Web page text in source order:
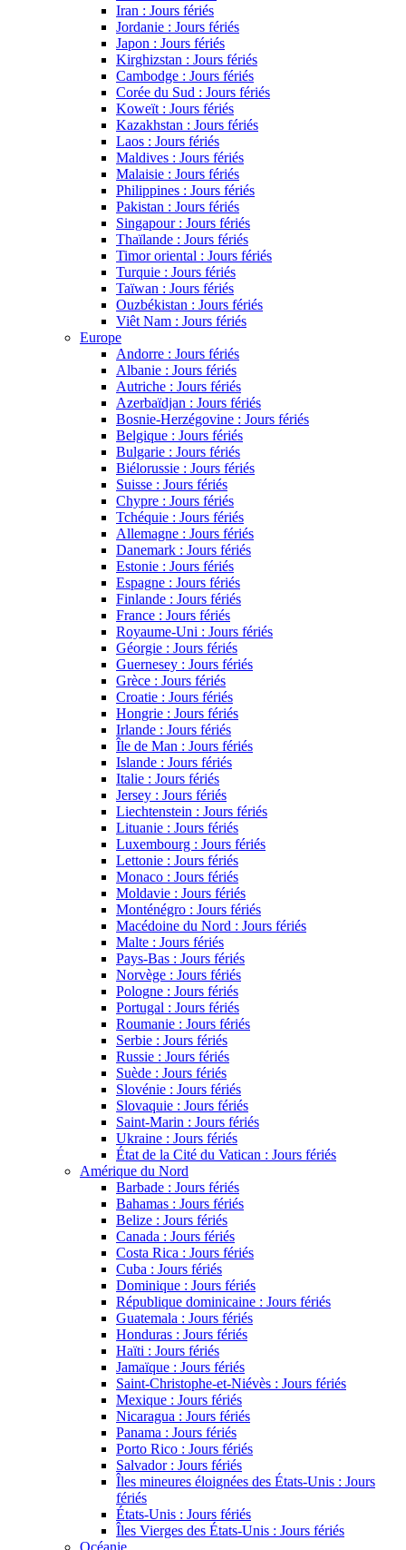
Iran : Jours fériés
Jordanie : Jours fériés
Japon : Jours fériés
Kirghizstan : Jours fériés
Cambodge : Jours fériés
Corée du Sud : Jours fériés
Koweït : Jours fériés
Kazakhstan : Jours fériés
Laos : Jours fériés
Maldives : Jours fériés
Malaisie : Jours fériés
Philippines : Jours fériés
Pakistan : Jours fériés
Singapour : Jours fériés
Thaïlande : Jours fériés
Timor oriental : Jours fériés
Turquie : Jours fériés
Taïwan : Jours fériés
Ouzbékistan : Jours fériés
Viêt Nam : Jours fériés
Europe
Andorre : Jours fériés
Albanie : Jours fériés
Autriche : Jours fériés
Azerbaïdjan : Jours fériés
Bosnie-Herzégovine : Jours fériés
Belgique : Jours fériés
Bulgarie : Jours fériés
Biélorussie : Jours fériés
Suisse : Jours fériés
Chypre : Jours fériés
Tchéquie : Jours fériés
Allemagne : Jours fériés
Danemark : Jours fériés
Estonie : Jours fériés
Espagne : Jours fériés
Finlande : Jours fériés
France : Jours fériés
Royaume-Uni : Jours fériés
Géorgie : Jours fériés
Guernesey : Jours fériés
Grèce : Jours fériés
Croatie : Jours fériés
Hongrie : Jours fériés
Irlande : Jours fériés
Île de Man : Jours fériés
Islande : Jours fériés
Italie : Jours fériés
Jersey : Jours fériés
Liechtenstein : Jours fériés
Lituanie : Jours fériés
Luxembourg : Jours fériés
Lettonie : Jours fériés
Monaco : Jours fériés
Moldavie : Jours fériés
Monténégro : Jours fériés
Macédoine du Nord : Jours fériés
Malte : Jours fériés
Pays-Bas : Jours fériés
Norvège : Jours fériés
Pologne : Jours fériés
Portugal : Jours fériés
Roumanie : Jours fériés
Serbie : Jours fériés
Russie : Jours fériés
Suède : Jours fériés
Slovénie : Jours fériés
Slovaquie : Jours fériés
Saint-Marin : Jours fériés
Ukraine : Jours fériés
État de la Cité du Vatican : Jours fériés
Amérique du Nord
Barbade : Jours fériés
Bahamas : Jours fériés
Belize : Jours fériés
Canada : Jours fériés
Costa Rica : Jours fériés
Cuba : Jours fériés
Dominique : Jours fériés
République dominicaine : Jours fériés
Guatemala : Jours fériés
Honduras : Jours fériés
Haïti : Jours fériés
Jamaïque : Jours fériés
Saint-Christophe-et-Niévès : Jours fériés
Mexique : Jours fériés
Nicaragua : Jours fériés
Panama : Jours fériés
Porto Rico : Jours fériés
Salvador : Jours fériés
Îles mineures éloignées des États-Unis : Jours
fériés
États-Unis : Jours fériés
Îles Vierges des États-Unis : Jours fériés
Océanie